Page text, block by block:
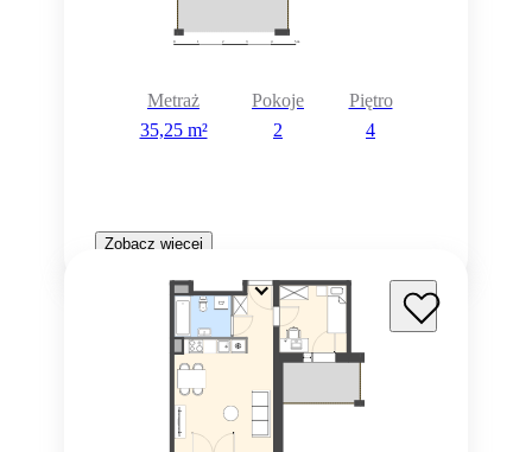
Metraż
35,25 m²
Pokoje
2
Piętro
4
Zobacz więcej